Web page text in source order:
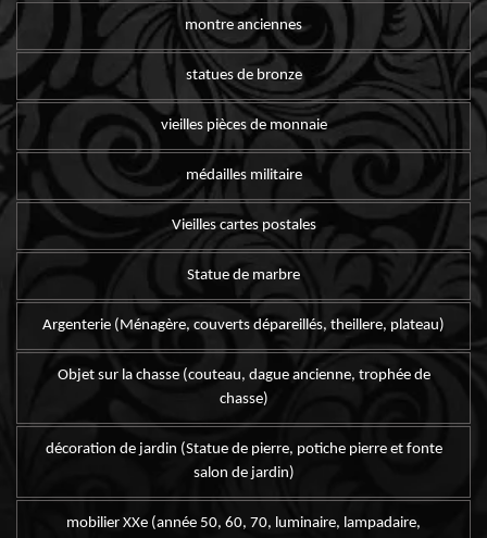
montre anciennes
statues de bronze
vieilles pièces de monnaie
médailles militaire
Vieilles cartes postales
Statue de marbre
Argenterie (Ménagère, couverts dépareillés, theillere, plateau)
Objet sur la chasse (couteau, dague ancienne, trophée de
chasse)
décoration de jardin (Statue de pierre, potiche pierre et fonte
salon de jardin)
mobilier XXe (année 50, 60, 70, luminaire, lampadaire,